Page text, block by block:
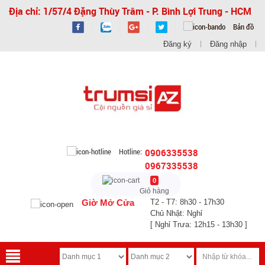
Địa chỉ: 1/57/4 Đặng Thùy Trâm - P. Bình Lợi Trung - HCM
Bản đồ
Đăng ký Đăng nhập
Hotline: 0906335538
0967335538
0
Giỏ hàng
Giờ Mở Cửa
T2 - T7: 8h30 - 17h30
Chủ Nhật: Nghỉ
[ Nghỉ Trưa: 12h15 - 13h30 ]